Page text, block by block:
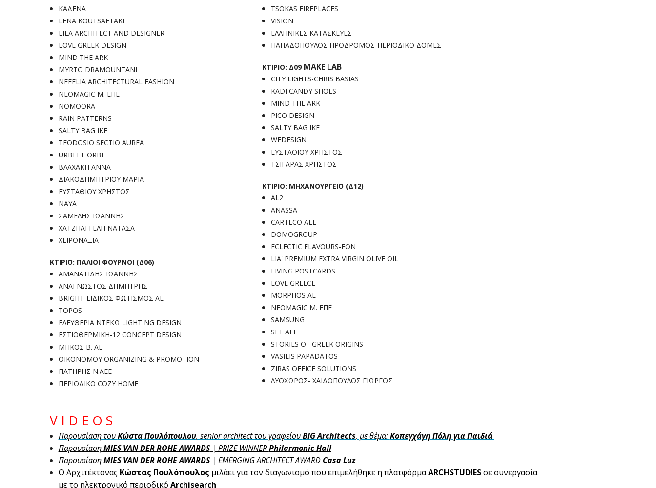
KAΔENA
LENA KOUTSAFTAKI
LILA ARCHITECT AND DESIGNER
LOVE GREEK DESIGN
MIND THE ARK
MYRTO DRAMOUNTANI
NEFELIA ARCHITECTURAL FASHION
NEOMAGIC Μ. ΕΠΕ
NOMOORA
RAIN PATTERNS
SALTY BAG IKE
TEODOSIO SECTIO AUREA
URBI ET ORBI
ΒΛΑΧΑΚΗ ΑΝΝΑ
ΔΙΑΚΟΔΗΜΗΤΡΙΟΥ ΜΑΡΙΑ
ΕΥΣΤΑΘΙΟΥ ΧΡΗΣΤΟΣ
ΝΑΥΑ
ΣΑΜΕΛΗΣ ΙΩΑΝΝΗΣ
ΧΑΤΖΗΑΓΓΕΛΗ ΝΑΤΑΣΑ
ΧΕΙΡΟΝΑΞΙΑ
ΚΤΙΡΙΟ: ΠΑΛΙΟΙ ΦΟΥΡΝΟΙ (Δ06)
ΑΜΑΝΑΤΙΔΗΣ ΙΩΑΝΝΗΣ
ΑΝΑΓΝΩΣΤΟΣ ΔΗΜΗΤΡΗΣ
BRIGHT-ΕΙΔΙΚΟΣ ΦΩΤΙΣΜΟΣ ΑΕ
TOPOS
ΕΛΕΥΘΕΡΙΑ ΝΤΕΚΩ LIGHTING DESIGN
ΕΣΤΙΟΘΕΡΜΙΚΗ-12 CONCEPT DESIGN
ΜΗΚΟΣ Β. ΑΕ
ΟΙΚΟΝΟΜΟΥ ORGANIZING & PROMOTION
ΠΑΤΗΡΗΣ Ν.ΑΕΕ
ΠΕΡΙΟΔΙΚΟ COZY HOME
V I D E O S
Παρουσίαση του Κώστα Πουλόπουλου, senior architect του γραφείου BIG Architects, με θέμα: Κοπεγχάγη Πόλη για Παιδιά
Παρουσίαση MIES VAN DER ROHE AWARDS | PRIZE WINNER Philarmonic Hall
Παρουσίαση MIES VAN DER ROHE AWARDS | EMERGING ARCHITECT AWARD Casa Luz
Ο Αρχιτέκτονας Κώστας Πουλόπουλος μιλάει για τον διαγωνισμό που επιμελήθηκε η πλατφόρμα ARCHSTUDIES σε συνεργασία
με το ηλεκτρονικό περιοδικό Archisearch
TSOKAS FIREPLACES
VISION
ΕΛΛΗΝΙΚΕΣ ΚΑΤΑΣΚΕΥΕΣ
ΠΑΠΑΔΟΠΟΥΛΟΣ ΠΡΟΔΡΟΜΟΣ-ΠΕΡΙΟΔΙΚΟ ΔΟΜΕΣ
ΚΤΙΡΙΟ: Δ09 MAKE LAB
CITY LIGHTS-CHRIS BASIAS
KADI CANDY SHOES
MIND THE ARK
PICO DESIGN
SALTY BAG IKE
WEDESIGN
ΕΥΣΤΑΘΙΟΥ ΧΡΗΣΤΟΣ
ΤΣΙΓΑΡΑΣ ΧΡΗΣΤΟΣ
ΚΤΙΡΙΟ: ΜΗΧΑΝΟΥΡΓΕΙΟ (Δ12)
AL2
ANASSA
CARTECO ΑΕΕ
DOMOGROUP
ECLECTIC FLAVOURS-EON
LIA' PREMIUM EXTRA VIRGIN OLIVE OIL
LIVING POSTCARDS
LOVE GREECE
MORPHOS ΑΕ
NEOMAGIC Μ. ΕΠΕ
SAMSUNG
SET ΑΕΕ
STORIES OF GREEK ORIGINS
VASILIS PAPADATOS
ΖIRAS OFFICE SOLUTIONS
ΛΥΟΧΩΡΟΣ- ΧΑΙΔΟΠΟΥΛΟΣ ΓΙΩΡΓΟΣ